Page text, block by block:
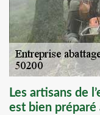
Les artisans de
est bien préparé